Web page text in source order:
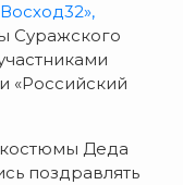
Суражского
«Российский
Деда
поздравлять